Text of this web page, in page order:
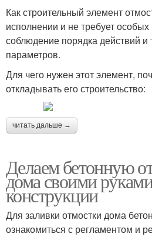
Как строительный элемент
исполнении и не требует особых
соблюдение порядка действий и
параметров.
Для чего нужен этот элемент,
откладывать его строительство:
читать дальше →
Делаем бетонную
дома своими
конструкции
Для заливки отмостки дома
ознакомиться с регламентом и